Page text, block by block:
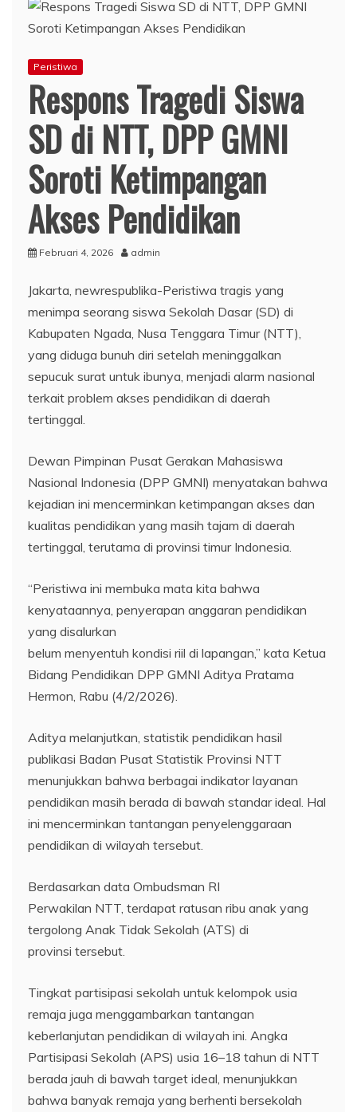
Peristiwa
Respons Tragedi Siswa
SD di NTT, DPP GMNI
Soroti Ketimpangan
Akses Pendidikan
Februari 4, 2026 admin
Jakarta, newrespublika-Peristiwa tragis yang
menimpa seorang siswa Sekolah Dasar (SD) di
Kabupaten Ngada, Nusa Tenggara Timur (NTT),
yang diduga bunuh diri setelah meninggalkan
sepucuk surat untuk ibunya, menjadi alarm nasional
terkait problem akses pendidikan di daerah
tertinggal.
Dewan Pimpinan Pusat Gerakan Mahasiswa
Nasional Indonesia (DPP GMNI) menyatakan bahwa
kejadian ini mencerminkan ketimpangan akses dan
kualitas pendidikan yang masih tajam di daerah
tertinggal, terutama di provinsi timur Indonesia.
“Peristiwa ini membuka mata kita bahwa
kenyataannya, penyerapan anggaran pendidikan
yang disalurkan
belum menyentuh kondisi riil di lapangan,” kata Ketua
Bidang Pendidikan DPP GMNI Aditya Pratama
Hermon, Rabu (4/2/2026).
Aditya melanjutkan, statistik pendidikan hasil
publikasi Badan Pusat Statistik Provinsi NTT
menunjukkan bahwa berbagai indikator layanan
pendidikan masih berada di bawah standar ideal. Hal
ini mencerminkan tantangan penyelenggaraan
pendidikan di wilayah tersebut.
Berdasarkan data Ombudsman RI
Perwakilan NTT, terdapat ratusan ribu anak yang
tergolong Anak Tidak Sekolah (ATS) di
provinsi tersebut.
Tingkat partisipasi sekolah untuk kelompok usia
remaja juga menggambarkan tantangan
keberlanjutan pendidikan di wilayah ini. Angka
Partisipasi Sekolah (APS) usia 16–18 tahun di NTT
berada jauh di bawah target ideal, menunjukkan
bahwa banyak remaja yang berhenti bersekolah